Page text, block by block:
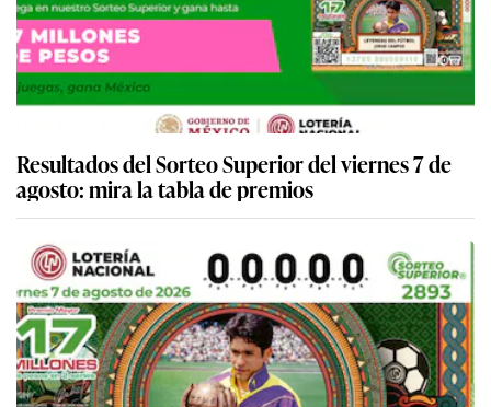
Resultados del Sorteo Superior del viernes 7 de
agosto: mira la tabla de premios